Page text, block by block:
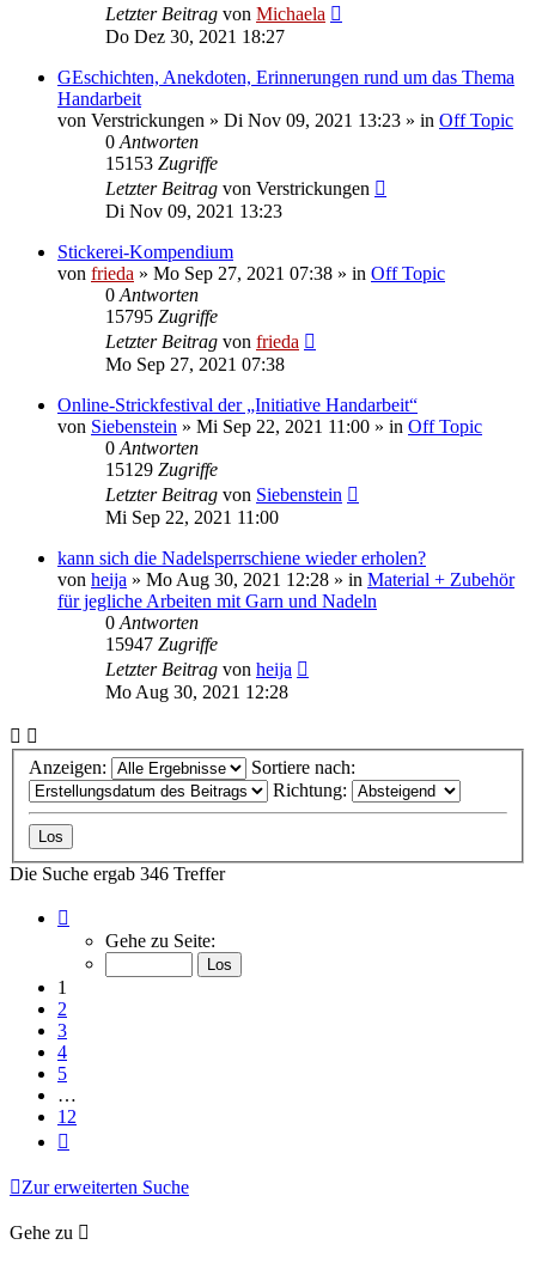
Letzter Beitrag von Michaela
Do Dez 30, 2021 18:27
GEschichten, Anekdoten, Erinnerungen rund um das Thema
Handarbeit
von Verstrickungen » Di Nov 09, 2021 13:23 » in Off Topic
0 Antworten
15153 Zugriffe
Letzter Beitrag von Verstrickungen
Di Nov 09, 2021 13:23
Stickerei-Kompendium
von frieda » Mo Sep 27, 2021 07:38 » in Off Topic
0 Antworten
15795 Zugriffe
Letzter Beitrag von frieda
Mo Sep 27, 2021 07:38
Online-Strickfestival der „Initiative Handarbeit“
von Siebenstein » Mi Sep 22, 2021 11:00 » in Off Topic
0 Antworten
15129 Zugriffe
Letzter Beitrag von Siebenstein
Mi Sep 22, 2021 11:00
kann sich die Nadelsperrschiene wieder erholen?
von heija » Mo Aug 30, 2021 12:28 » in Material + Zubehör
für jegliche Arbeiten mit Garn und Nadeln
0 Antworten
15947 Zugriffe
Letzter Beitrag von heija
Mo Aug 30, 2021 12:28
Anzeigen:
Sortiere nach:
Richtung:
Die Suche ergab 346 Treffer
von
Gehe zu Seite:
1
2
3
4
5
…
12
Zur erweiterten Suche
Gehe zu